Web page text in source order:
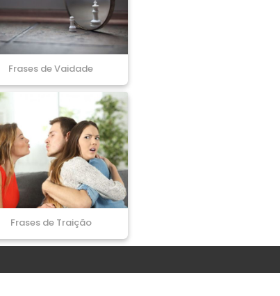
Frases de Vaidade
Frases de Traição